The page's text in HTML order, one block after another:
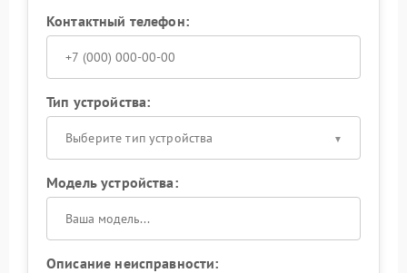
Контактный телефон:
Тип устройства:
Выберите тип устройства
Модель устройства:
Описание неисправности: